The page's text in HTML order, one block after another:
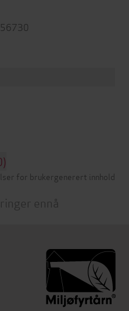
for brukergenerert innhold
ennå